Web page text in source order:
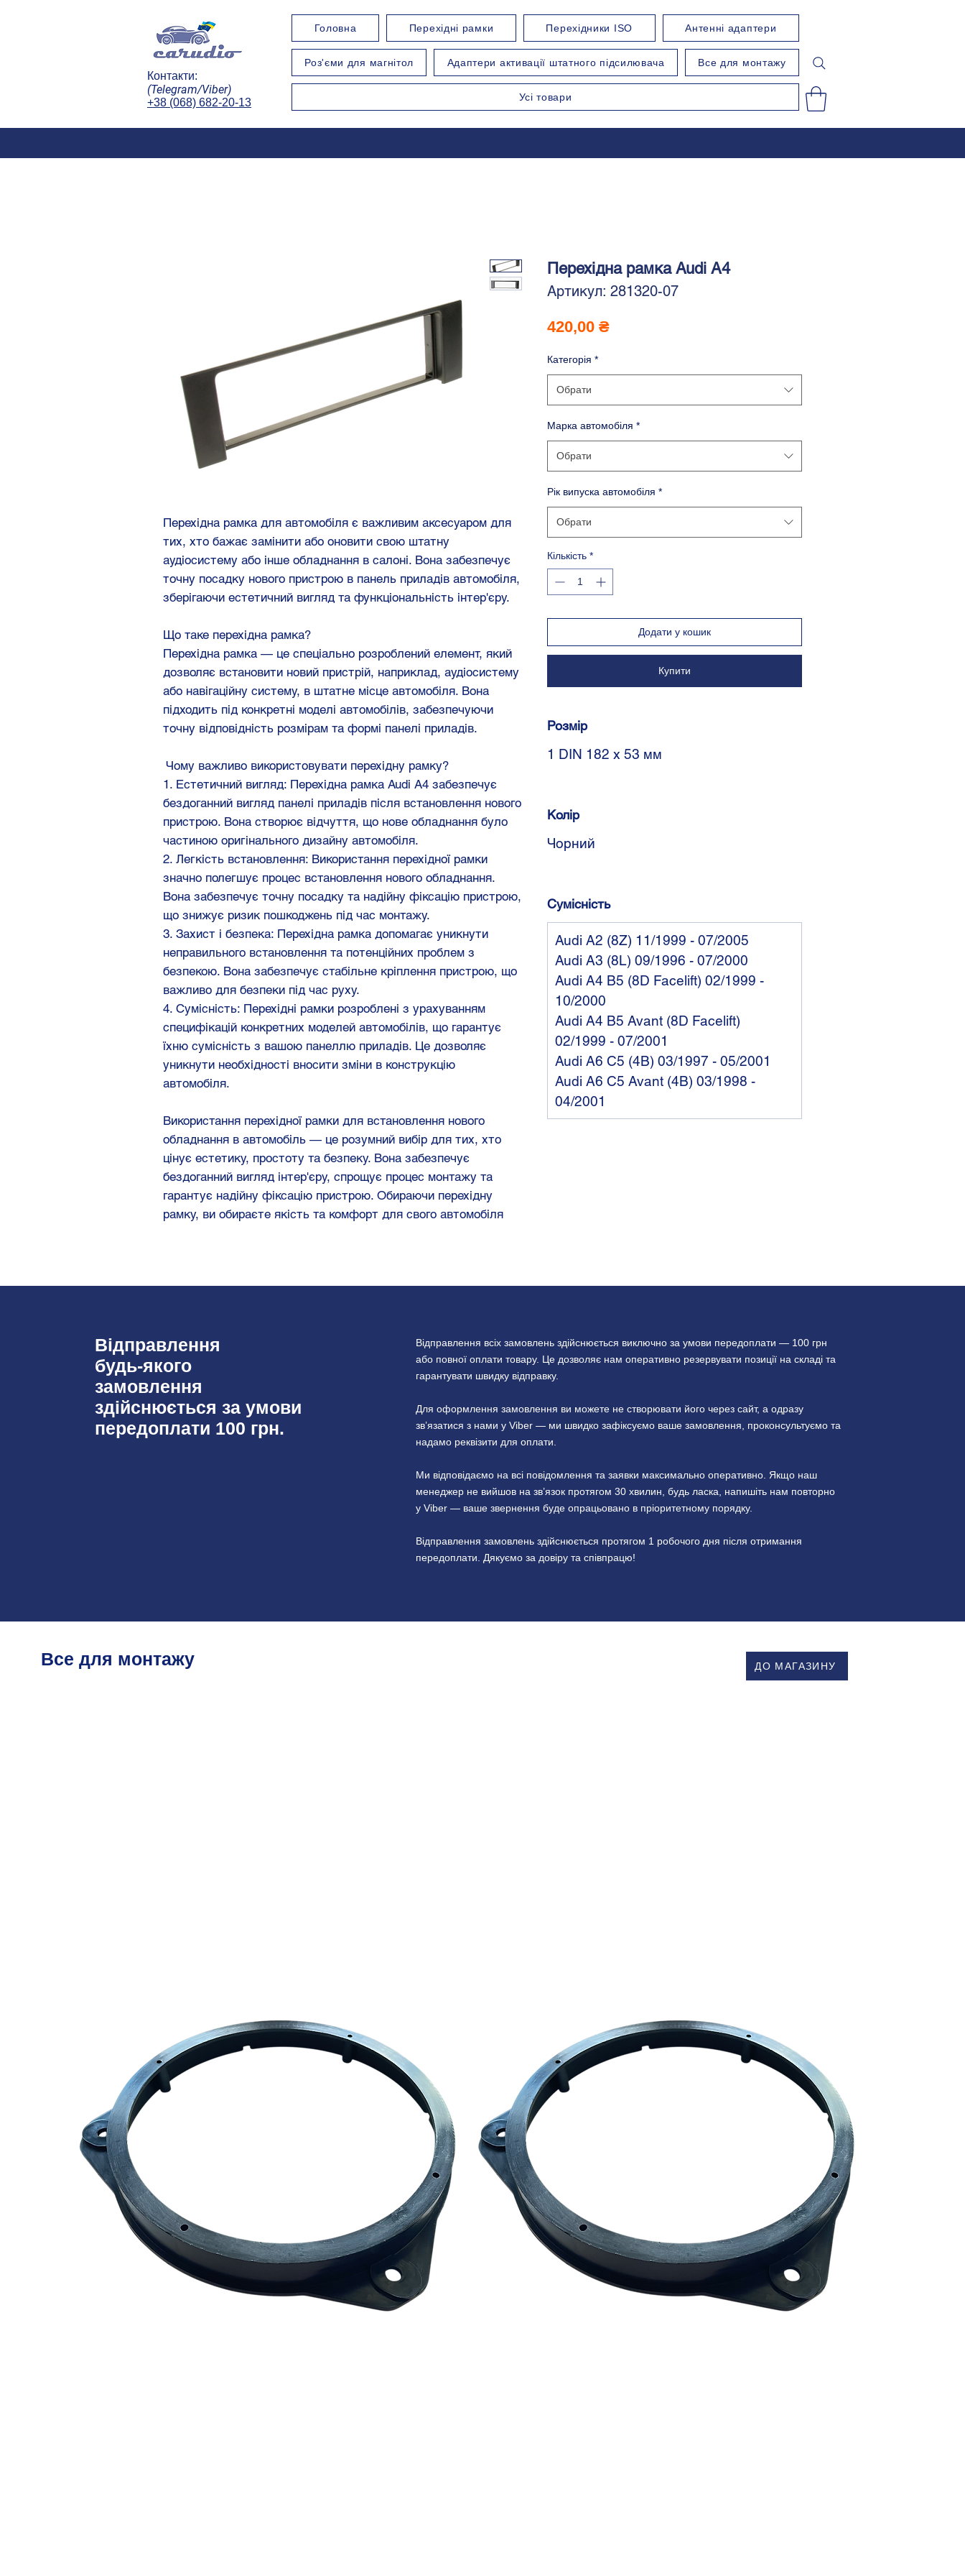
Контакти:
(Telegram/Viber)
+38 (068) 682-20-13
Головна Перехідні рамки Перехідники ISO Антенні адаптери
Роз'єми для магнітол Адаптери активації штатного підсилювача Все для монтажу
Усі товари
Перехідна рамка для автомобіля є важливим аксесуаром для
тих, хто бажає замінити або оновити свою штатну
аудіосистему або інше обладнання в салоні. Вона забезпечує
точну посадку нового пристрою в панель приладів автомобіля,
зберігаючи естетичний вигляд та функціональність інтер'єру.
Що таке перехідна рамка?
Перехідна рамка — це спеціально розроблений елемент, який
дозволяє встановити новий пристрій, наприклад, аудіосистему
або навігаційну систему, в штатне місце автомобіля. Вона
підходить під конкретні моделі автомобілів, забезпечуючи
точну відповідність розмірам та формі панелі приладів.
Чому важливо використовувати перехідну рамку?
1. Естетичний вигляд: Перехідна рамка Audi A4 забезпечує
бездоганний вигляд панелі приладів після встановлення нового
пристрою. Вона створює відчуття, що нове обладнання було
частиною оригінального дизайну автомобіля.
2. Легкість встановлення: Використання перехідної рамки
значно полегшує процес встановлення нового обладнання.
Вона забезпечує точну посадку та надійну фіксацію пристрою,
що знижує ризик пошкоджень під час монтажу.
3. Захист і безпека: Перехідна рамка допомагає уникнути
неправильного встановлення та потенційних проблем з
безпекою. Вона забезпечує стабільне кріплення пристрою, що
важливо для безпеки під час руху.
4. Сумісність: Перехідні рамки розроблені з урахуванням
специфікацій конкретних моделей автомобілів, що гарантує
їхню сумісність з вашою панеллю приладів. Це дозволяє
уникнути необхідності вносити зміни в конструкцію
автомобіля.
Використання перехідної рамки для встановлення нового
обладнання в автомобіль — це розумний вибір для тих, хто
цінує естетику, простоту та безпеку. Вона забезпечує
бездоганний вигляд інтер'єру, спрощує процес монтажу та
гарантує надійну фіксацію пристрою. Обираючи перехідну
рамку, ви обираєте якість та комфорт для свого автомобіля
Перехідна рамка Audi A4
Артикул: 281320-07
420,00 ₴Ціна
Категорія *
Обрати
Марка автомобіля *
Обрати
Рік випуска автомобіля *
Обрати
Кількість *
Додати у кошик
Купити
Розмір
1 DIN 182 x 53 мм
Колір
Чорний
Сумісність
Audi A2 (8Z) 11/1999 - 07/2005
Audi A3 (8L) 09/1996 - 07/2000
Audi A4 B5 (8D Facelift) 02/1999 -
10/2000
Audi A4 B5 Avant (8D Facelift)
02/1999 - 07/2001
Audi A6 C5 (4B) 03/1997 - 05/2001
Audi A6 C5 Avant (4B) 03/1998 -
04/2001
Відправлення
будь-якого
замовлення
здійснюється за умови
передоплати 100 грн.
Відправлення всіх замовлень здійснюється виключно за умови передоплати — 100 грн
або повної оплати товару. Це дозволяє нам оперативно резервувати позиції на складі та
гарантувати швидку відправку.
Для оформлення замовлення ви можете не створювати його через сайт, а одразу
зв’язатися з нами у Viber — ми швидко зафіксуємо ваше замовлення, проконсультуємо та
надамо реквізити для оплати.
Ми відповідаємо на всі повідомлення та заявки максимально оперативно. Якщо наш
менеджер не вийшов на зв’язок протягом 30 хвилин, будь ласка, напишіть нам повторно
у Viber — ваше звернення буде опрацьовано в пріоритетному порядку.
Відправлення замовлень здійснюється протягом 1 робочого дня після отримання
передоплати. Дякуємо за довіру та співпрацю!
Все для монтажу ДО МАГАЗИНУ